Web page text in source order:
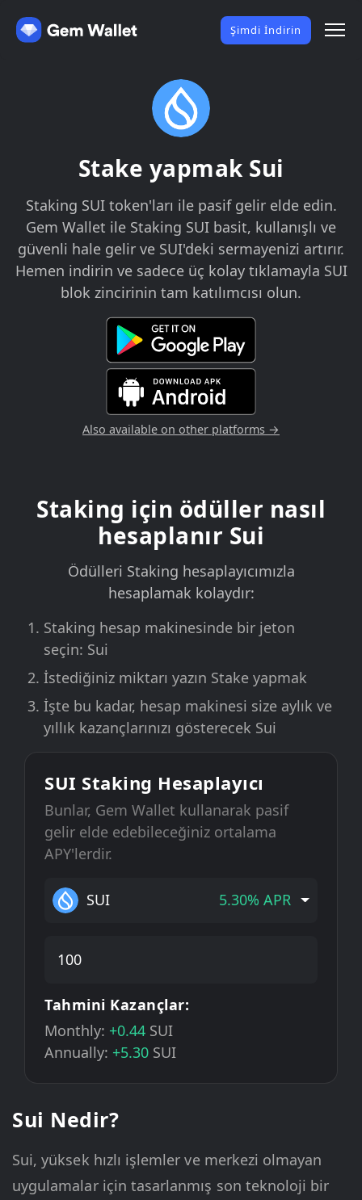
Şimdi İndirin
Stake yapmak Sui
Staking SUI token'ları ile pasif gelir elde edin.
Gem Wallet ile Staking SUI basit, kullanışlı ve
güvenli hale gelir ve SUI'deki sermayenizi artırır.
Hemen indirin ve sadece üç kolay tıklamayla SUI
blok zincirinin tam katılımcısı olun.
Also available on other platforms →
Staking için ödüller nasıl
hesaplanır Sui
Ödülleri Staking hesaplayıcımızla
hesaplamak kolaydır:
Staking hesap makinesinde bir jeton
seçin: Sui
İstediğiniz miktarı yazın Stake yapmak
İşte bu kadar, hesap makinesi size aylık ve
yıllık kazançlarınızı gösterecek Sui
SUI Staking Hesaplayıcı
Bunlar, Gem Wallet kullanarak pasif
gelir elde edebileceğiniz ortalama
APY'lerdir.
SUI 5.30% APR
Tahmini Kazançlar:
Monthly: +0.44 SUI
Annually: +5.30 SUI
Sui Nedir?
Sui, yüksek hızlı işlemler ve merkezi olmayan
uygulamalar için tasarlanmış son teknoloji bir